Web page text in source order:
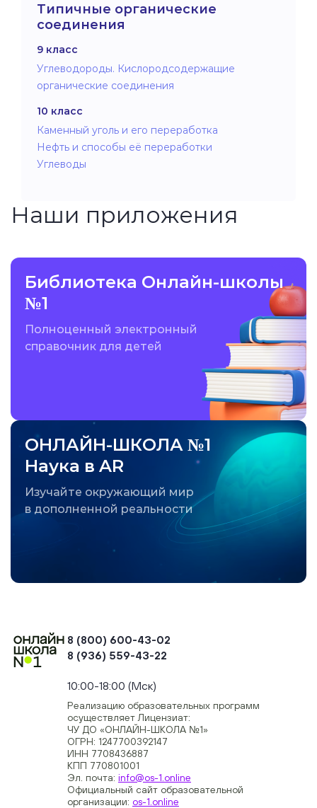
Типичные органические
соединения
9 класс
Углеводороды. Кислородсодержащие
органические соединения
10 класс
Каменный уголь и его переработка
Нефть и способы её переработки
Углеводы
Наши приложения
Библиотека Онлайн-школы
№1
Полноценный электронный
справочник для детей
ОНЛАЙН-ШКОЛА №1
Наука в AR
Изучайте окружающий мир
в дополненной реальности
8 (800) 600-43-02
8 (936) 559-43-22
10:00-18:00 (Мск)
Реализацию образовательных программ
осуществляет Лицензиат:
ЧУ ДО «ОНЛАЙН-ШКОЛА №1»
ОГРН: 1247700392147
ИНН 7708436887
КПП 770801001
Эл. почта: info@os-1.online
Официальный сайт образовательной
организации: os-1.online